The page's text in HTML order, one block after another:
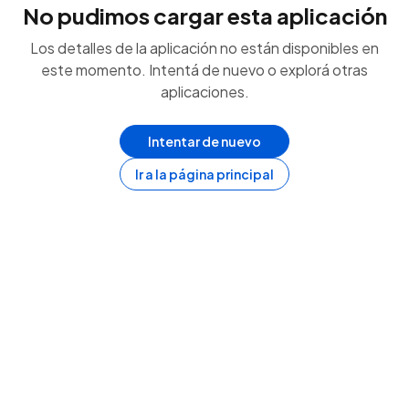
No pudimos cargar esta aplicación
Los detalles de la aplicación no están disponibles en
este momento. Intentá de nuevo o explorá otras
aplicaciones.
Intentar de nuevo
Ir a la página principal